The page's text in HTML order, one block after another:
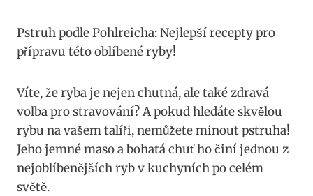
Pstruh podle Pohlreicha: Nejlepší recepty​ pro
přípravu této oblíbené ryby!
Víte, že⁤ ryba je nejen chutná, ale také‌ zdravá
volba pro ⁢stravování? A pokud hledáte skvělou
rybu na ⁣vašem talíři, nemůžete ​minout pstruha!
Jeho⁢ jemné maso a bohatá⁤ chuť ⁣ho‌ činí‌ jednou‍ z
‍nejoblíbenějších ryb v kuchyních po ⁣celém
světě.